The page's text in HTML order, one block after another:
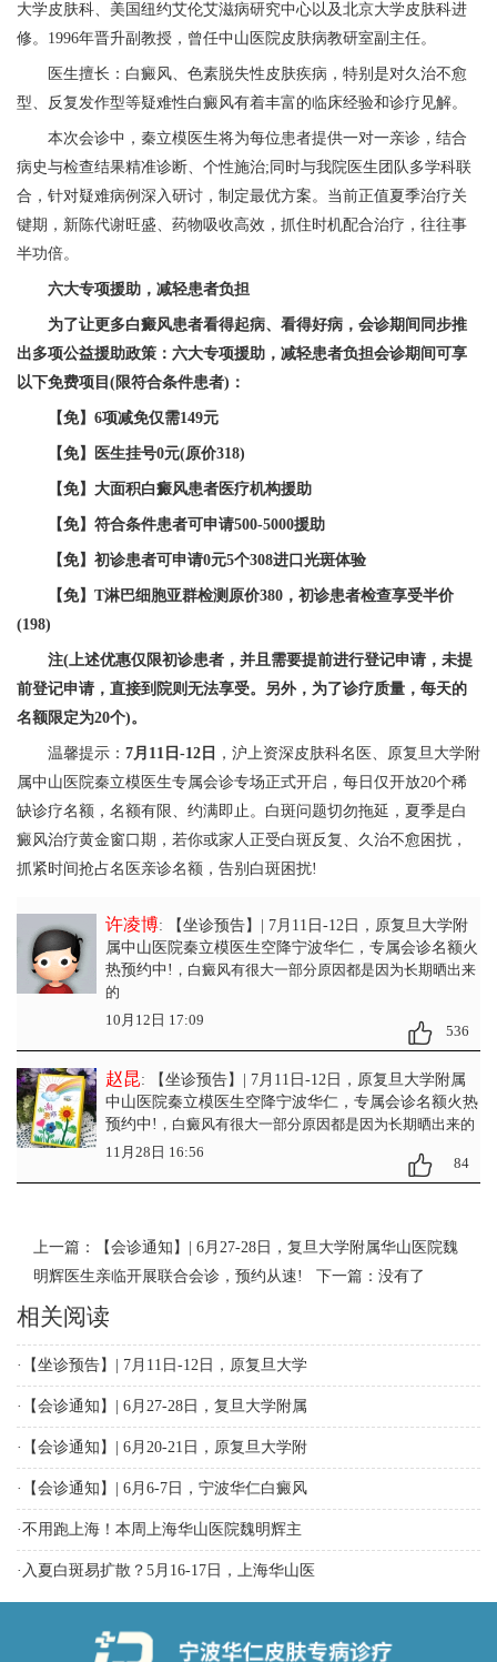
大学皮肤科、美国纽约艾伦艾滋病研究中心以及北京大学皮肤科进
修。1996年晋升副教授，曾任中山医院皮肤病教研室副主任。
医生擅长：白癜风、色素脱失性皮肤疾病，特别是对久治不愈
型、反复发作型等疑难性白癜风有着丰富的临床经验和诊疗见解。
本次会诊中，秦立模医生将为每位患者提供一对一亲诊，结合
病史与检查结果精准诊断、个性施治;同时与我院医生团队多学科联
合，针对疑难病例深入研讨，制定最优方案。当前正值夏季治疗关
键期，新陈代谢旺盛、药物吸收高效，抓住时机配合治疗，往往事
半功倍。
六大专项援助，减轻患者负担
为了让更多白癜风患者看得起病、看得好病，会诊期间同步推
出多项公益援助政策：六大专项援助，减轻患者负担会诊期间可享
以下免费项目(限符合条件患者)：
【免】6项减免仅需149元
【免】医生挂号0元(原价318)
【免】大面积白癜风患者医疗机构援助
【免】符合条件患者可申请500-5000援助
【免】初诊患者可申请0元5个308进口光斑体验
【免】T淋巴细胞亚群检测原价380，初诊患者检查享受半价
(198)
注(上述优惠仅限初诊患者，并且需要提前进行登记申请，未提
前登记申请，直接到院则无法享受。另外，为了诊疗质量，每天的
名额限定为20个)。
温馨提示： 7月11日-12日 ，沪上资深皮肤科名医、原复旦大学附
属中山医院秦立模医生专属会诊专场正式开启，每日仅开放20个稀
缺诊疗名额，名额有限、约满即止。白斑问题切勿拖延，夏季是白
癜风治疗黄金窗口期，若你或家人正受白斑反复、久治不愈困扰，
抓紧时间抢占名医亲诊名额，告别白斑困扰!
许凌博: 【坐诊预告】| 7月11日-12日，原复旦大学附
属中山医院秦立模医生空降宁波华仁，专属会诊名额火
热预约中! ，白癜风有很大一部分原因都是因为长期晒出来
的
10月12日 17:09
536
赵昆: 【坐诊预告】| 7月11日-12日，原复旦大学附属
中山医院秦立模医生空降宁波华仁，专属会诊名额火热
预约中! ，白癜风有很大一部分原因都是因为长期晒出来的
11月28日 16:56
84
上一篇：
【会诊通知】| 6月27-28日，复旦大学附属华山医院魏
明辉医生亲临开展联合会诊，预约从速!
下一篇：没有了
相关阅读
· 【坐诊预告】| 7月11日-12日，原复旦大学
· 【会诊通知】| 6月27-28日，复旦大学附属
· 【会诊通知】| 6月20-21日，原复旦大学附
· 【会诊通知】| 6月6-7日，宁波华仁白癜风
·不用跑上海！本周上海华山医院魏明辉主
· 入夏白斑易扩散？5月16-17日，上海华山医